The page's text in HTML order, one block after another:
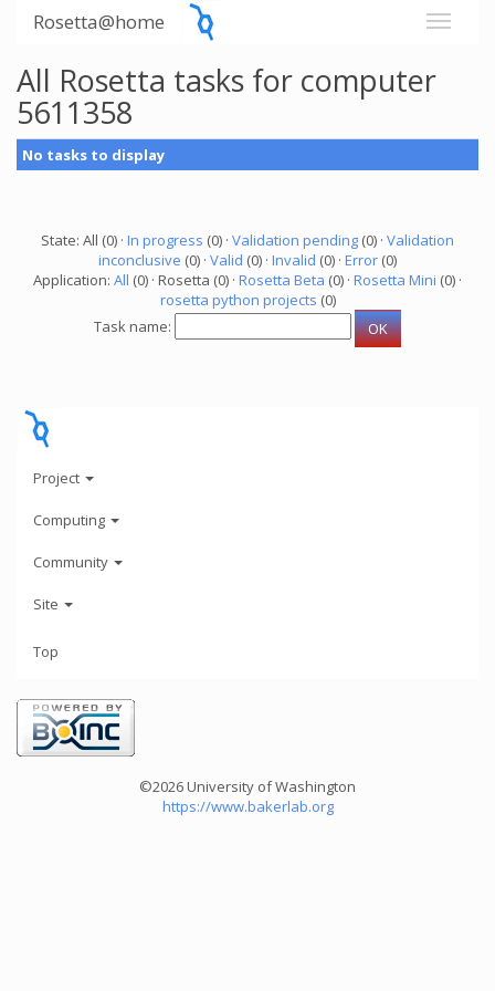
Rosetta@home
All Rosetta tasks for computer
5611358
No tasks to display
State: All (0) · In progress (0) · Validation pending (0) · Validation
inconclusive (0) · Valid (0) · Invalid (0) · Error (0)
Application: All (0) · Rosetta (0) · Rosetta Beta (0) · Rosetta Mini (0) ·
rosetta python projects (0)
Task name:
Project
Computing
Community
Site
Top
©2026 University of Washington
https://www.bakerlab.org